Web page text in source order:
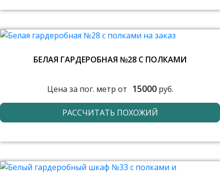
БЕЛАЯ ГАРДЕРОБНАЯ №28 С ПОЛКАМИ
Цена за пог. метр от 15000руб.
РАССЧИТАТЬ ПОХОЖИЙ